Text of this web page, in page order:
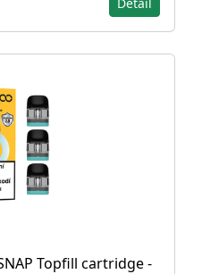
Topfill cartridge -